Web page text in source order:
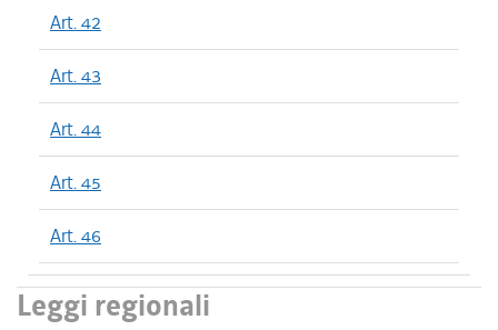
Art. 42
Art. 43
Art. 44
Art. 45
Art. 46
Leggi regionali